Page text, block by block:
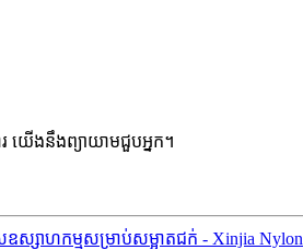
យើងនឹងព្យាយាមជួបអ្នក។
ស្សាហកម្មសម្រាប់សម្អាតជក់ - Xinjia Nylon